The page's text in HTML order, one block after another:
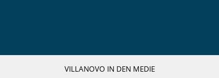
VILLANOVO IN DEN MEDIE